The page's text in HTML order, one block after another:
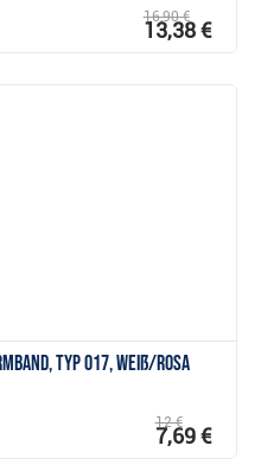
16,90 €
13,38 €
Typ 017, weiß/rosa
12 €
7,69 €